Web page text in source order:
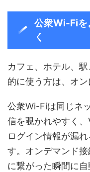
公衆Wi-Fiを
く
カフェ、ホテル、
的に使う方は、オン
公衆Wi-Fiは同じネ
信を覗かれやすく
ログイン情報が漏
す。オンデマンド
に繋がった瞬間に